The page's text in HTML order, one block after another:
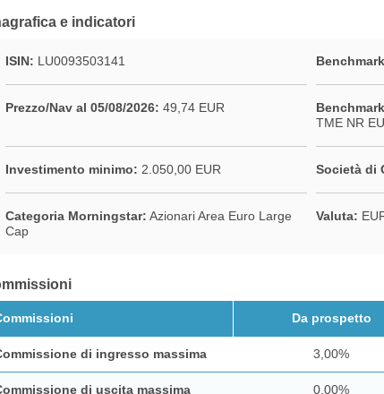
e indicatori
ISIN: LU0093503141
Prezzo/Nav al 05/08/2026: 49,74 EUR
TME NR
Investimento minimo: 2.050,00 EUR Società di
Categoria Morningstar: Azionari Area Euro Large
Cap
Valuta:
Da prospetto
di ingresso massima 3,00%
di uscita massima 0,00%